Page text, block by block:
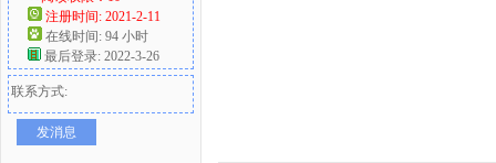
注册时间: 2021-2-11
在线时间: 94 小时
最后登录: 2022-3-26
联系方式:
发消息